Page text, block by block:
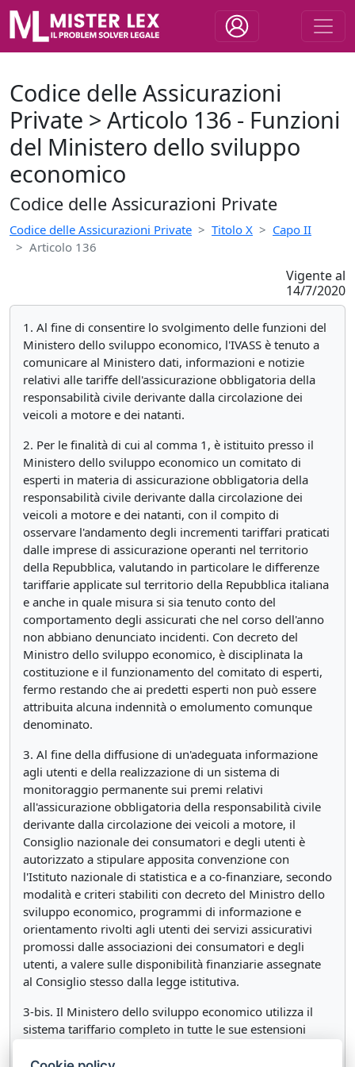
Codice delle Assicurazioni
Private > Articolo 136 - Funzioni
del Ministero dello sviluppo
economico
Codice delle Assicurazioni Private
Codice delle Assicurazioni Private Titolo X
Capo II
Articolo 136
Vigente al
14/7/2020
1. Al fine di consentire lo svolgimento delle funzioni del
Ministero dello sviluppo economico, l'IVASS è tenuto a
comunicare al Ministero dati, informazioni e notizie
relativi alle tariffe dell'assicurazione obbligatoria della
responsabilità civile derivante dalla circolazione dei
veicoli a motore e dei natanti.
2. Per le finalità di cui al comma 1, è istituito presso il
Ministero dello sviluppo economico un comitato di
esperti in materia di assicurazione obbligatoria della
responsabilità civile derivante dalla circolazione dei
veicoli a motore e dei natanti, con il compito di
osservare l'andamento degli incrementi tariffari praticati
dalle imprese di assicurazione operanti nel territorio
della Repubblica, valutando in particolare le differenze
tariffarie applicate sul territorio della Repubblica italiana
e anche in quale misura si sia tenuto conto del
comportamento degli assicurati che nel corso dell'anno
non abbiano denunciato incidenti. Con decreto del
Ministro dello sviluppo economico, è disciplinata la
costituzione e il funzionamento del comitato di esperti,
fermo restando che ai predetti esperti non può essere
attribuita alcuna indennità o emolumento comunque
denominato.
3. Al fine della diffusione di un'adeguata informazione
agli utenti e della realizzazione di un sistema di
monitoraggio permanente sui premi relativi
all'assicurazione obbligatoria della responsabilità civile
derivante dalla circolazione dei veicoli a motore, il
Consiglio nazionale dei consumatori e degli utenti è
autorizzato a stipulare apposita convenzione con
l'Istituto nazionale di statistica e a co-finanziare, secondo
modalità e criteri stabiliti con decreto del Ministro dello
sviluppo economico, programmi di informazione e
orientamento rivolti agli utenti dei servizi assicurativi
promossi dalle associazioni dei consumatori e degli
utenti, a valere sulle disponibilità finanziarie assegnate
al Consiglio stesso dalla legge istitutiva.
3-bis. Il Ministero dello sviluppo economico utilizza il
sistema tariffario completo in tutte le sue estensioni
imprese di assicurazione, per realizzare un servizio